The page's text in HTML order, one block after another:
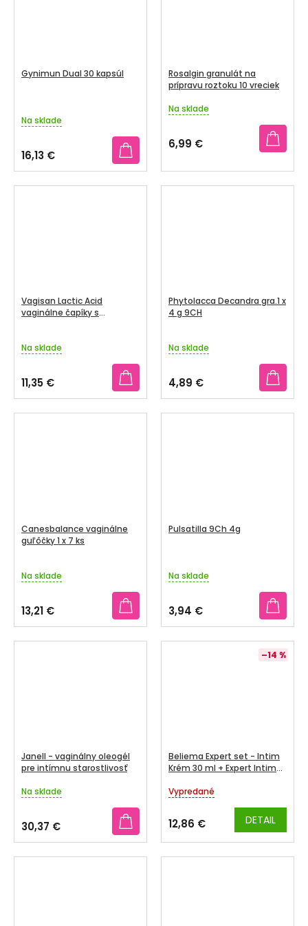
Gynimun Dual 30 kapsúl
Na sklade
16,13 €
Rosalgin granulát na
prípravu roztoku 10 vreciek
Priemerné
produktu
je
z
5
Na sklade
6,99 €
Vagisan Lactic Acid
vaginálne čapíky s
Na sklade
11,35 €
Phytolacca Decandra gra.1 x
4 g 9CH
Na sklade
4,89 €
Canesbalance vaginálne
guľôčky 1 x 7 ks
Na sklade
13,21 €
Pulsatilla 9Ch 4g
Na sklade
3,94 €
Janell - vaginálny oleogél
pre intímnu starostlivosť
Priemerné
produktu
je
3,6
z
Na sklade
30,37 €
–14 %
Beliema Expert set - Intim
Krém 30 ml + Expert Intim
taška na plavky
Priemerné
produktu
5,0
z
Vypredané
12,86 € DETAIL